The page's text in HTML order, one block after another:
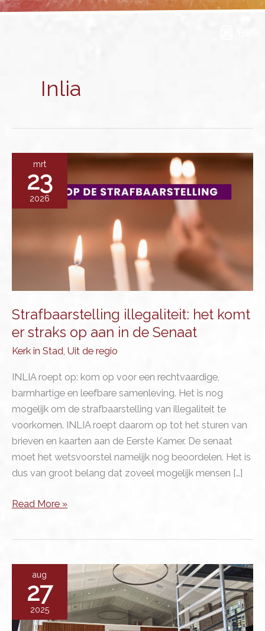
Ga
Inlia
mrt
23
2026
Strafbaarstelling illegaliteit: het komt
er straks op aan in de Senaat
Kerk in Stad Uit de regio
INLIA roept op: kom op voor een rechtvaardige,
barmhartige en leefbare samenleving. Het is nog
mogelijk om de strafbaarstelling van illegaliteit te
voorkomen. INLIA roept daarom op tot het sturen van
brieven en kaarten aan de Eerste Kamer. De senaat
moet het wetsvoorstel namelijk nog beoordelen. Het is
dus van groot belang dat zoveel mogelijk mensen […]
Strafbaarstelling
er
straks
Read More »
aug
27
2025